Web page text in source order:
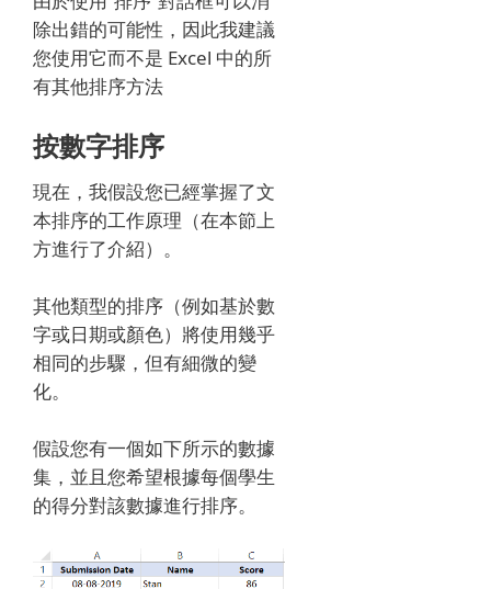
除出錯的可能性，因此我建議
您使用它而不是 Excel 中的所
有其他排序方法
按數字排序
現在，我假設您已經掌握了文
本排序的工作原理（在本節上
方進行了介紹）。
其他類型的排序（例如基於數
字或日期或顏色）將使用幾乎
相同的步驟，但有細微的變
化。
假設您有一個如下所示的數據
集，並且您希望根據每個學生
的得分對該數據進行排序。